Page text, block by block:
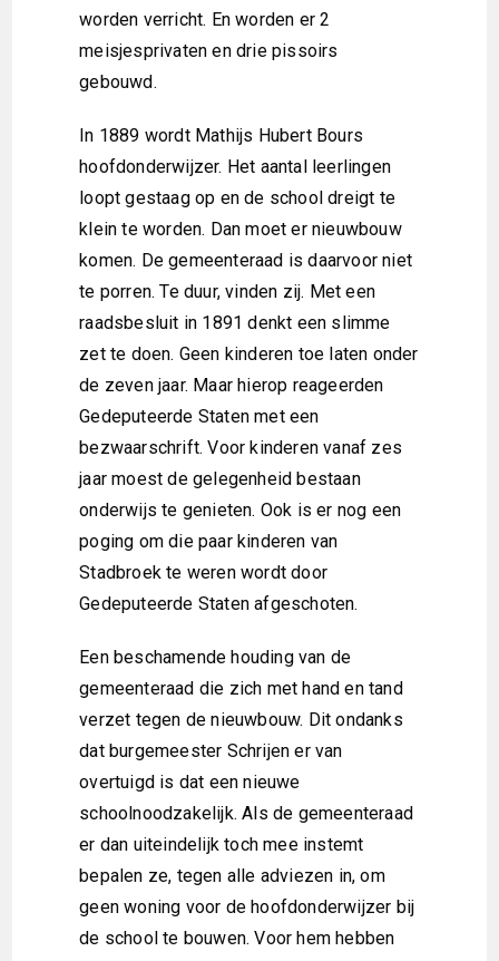
worden verricht. En worden er 2
meisjesprivaten en drie pissoirs
gebouwd.
In 1889 wordt Mathijs Hubert Bours
hoofdonderwijzer. Het aantal leerlingen
loopt gestaag op en de school dreigt te
klein te worden. Dan moet er nieuwbouw
komen. De gemeenteraad is daarvoor niet
te porren. Te duur, vinden zij. Met een
raadsbesluit in 1891 denkt een slimme
zet te doen. Geen kinderen toe laten onder
de zeven jaar. Maar hierop reageerden
Gedeputeerde Staten met een
bezwaarschrift. Voor kinderen vanaf zes
jaar moest de gelegenheid bestaan
onderwijs te genieten. Ook is er nog een
poging om die paar kinderen van
Stadbroek te weren wordt door
Gedeputeerde Staten afgeschoten.
Een beschamende houding van de
gemeenteraad die zich met hand en tand
verzet tegen de nieuwbouw. Dit ondanks
dat burgemeester Schrijen er van
overtuigd is dat een nieuwe
schoolnoodzakelijk. Als de gemeenteraad
er dan uiteindelijk toch mee instemt
bepalen ze, tegen alle adviezen in, om
geen woning voor de hoofdonderwijzer bij
de school te bouwen. Voor hem hebben